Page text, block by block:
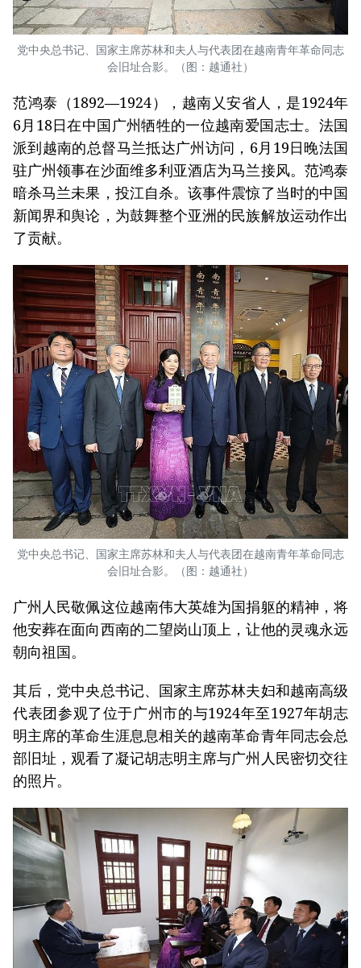
党中央总书记、国家主席苏林和夫人与代表团在越南青年革命同志
会旧址合影。（图：越通社）
范鸿泰（1892—1924），越南乂安省人，是1924年
6月18日在中国广州牺牲的一位越南爱国志士。法国
派到越南的总督马兰抵达广州访问，6月19日晚法国
驻广州领事在沙面维多利亚酒店为马兰接风。范鸿泰
暗杀马兰未果，投江自杀。该事件震惊了当时的中国
新闻界和舆论，为鼓舞整个亚洲的民族解放运动作出
了贡献。
党中央总书记、国家主席苏林和夫人与代表团在越南青年革命同志
会旧址合影。（图：越通社）
广州人民敬佩这位越南伟大英雄为国捐躯的精神，将
他安葬在面向西南的二望岗山顶上，让他的灵魂永远
朝向祖国。
其后，党中央总书记、国家主席苏林夫妇和越南高级
代表团参观了位于广州市的与1924年至1927年胡志
明主席的革命生涯息息相关的越南革命青年同志会总
部旧址，观看了凝记胡志明主席与广州人民密切交往
的照片。